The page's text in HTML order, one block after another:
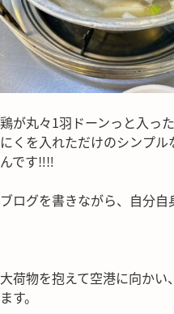
鶏が丸々1羽ドーンっと入っ
にくを入れただけのシンプ
んです‼‼
ブログを書きながら、自分
大荷物を抱えて空港に向か
ます。